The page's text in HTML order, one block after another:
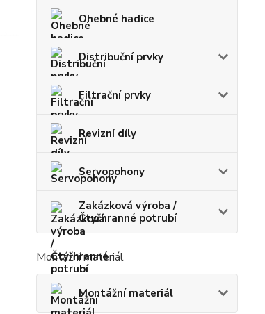
Ohebné hadice
Distribuční prvky
Filtrační prvky
Revizní díly
Servopohony
Zakázková výroba /
Čtyřhranné potrubí
Montážní materiál
Montážní materiál